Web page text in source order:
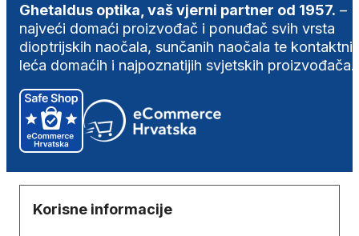
Ghetaldus optika, vaš vjerni partner od 1957. –
najveći domaći proizvođač i ponuđač svih vrsta
dioptrijskih naočala, sunčanih naočala te
leća domaćih i najpoznatijih svjetskih proizvođača.
Korisne informacije